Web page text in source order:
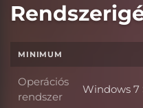
MINIMUM
Operációs
rendszer
Operációs
Windows 7